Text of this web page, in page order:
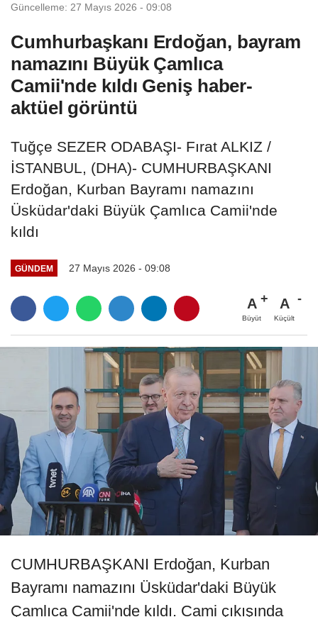
Güncelleme: 27 Mayıs 2026 - 09:08
Cumhurbaşkanı Erdoğan, bayram
namazını Büyük Çamlıca
Camii'nde kıldı Geniş haber-
aktüel görüntü
Tuğçe SEZER ODABAŞI- Fırat ALKIZ /
İSTANBUL, (DHA)- CUMHURBAŞKANI
Erdoğan, Kurban Bayramı namazını
Üsküdar'daki Büyük Çamlıca Camii'nde
kıldı
GÜNDEM 27 Mayıs 2026 - 09:08
A
Büyüt
A
Küçült
CUMHURBAŞKANI Erdoğan, Kurban
Bayramı namazını Üsküdar'daki Büyük
Çamlıca Camii'nde kıldı. Cami çıkışında